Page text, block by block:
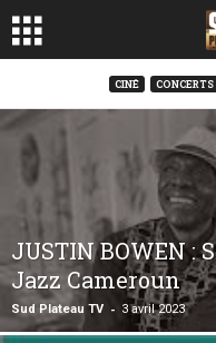
CINÉ CONCERTS
JUSTIN BOWEN :
Jazz Cameroun
Sud Plateau TV - 3 avril 2023